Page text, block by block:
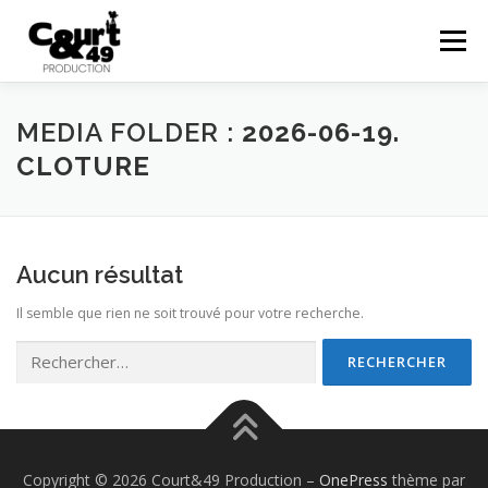
Menu
EN SAVOIR PLUS ACTUALITÉS RÉALISATIONS
CONTACT
MEDIA FOLDER : 2026-06-19.
CLOTURE
Aucun résultat
Il semble que rien ne soit trouvé pour votre recherche.
Copyright © 2026 Court&49 Production – OnePress thème par